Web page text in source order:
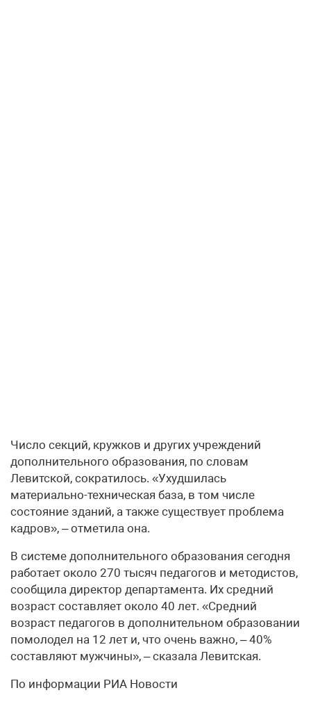
Число секций, кружков и других учреждений
дополнительного образования, по словам
Левитской, сократилось. «Ухудшилась
материально-техническая база, в том числе
состояние зданий, а также существует проблема
кадров», – отметила она.
В системе дополнительного образования сегодня
работает около 270 тысяч педагогов и методистов,
сообщила директор департамента. Их средний
возраст составляет около 40 лет. «Средний
возраст педагогов в дополнительном образовании
помолодел на 12 лет и, что очень важно, – 40%
составляют мужчины», – сказала Левитская.
По информации РИА Новости